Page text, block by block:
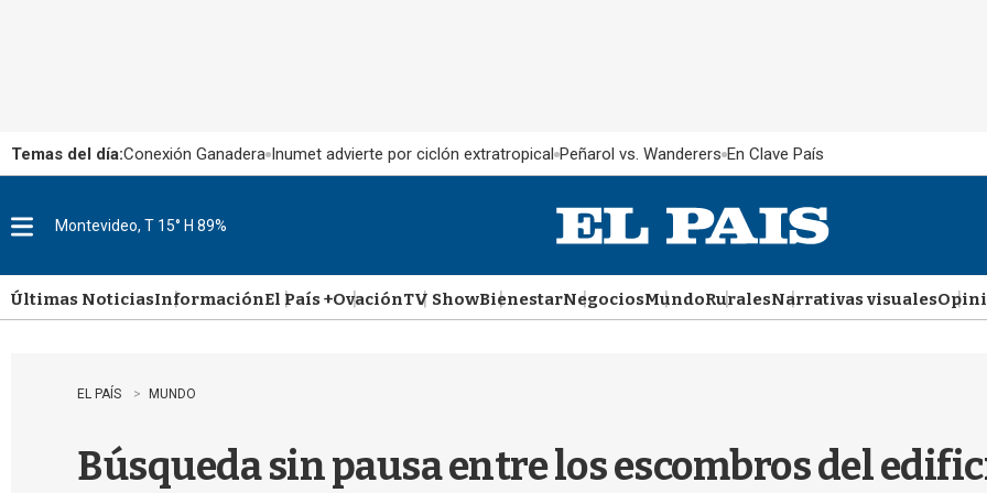
Temas del día:Conexión Ganadera Inumet advierte por ciclón extratropical Peñarol vs. Wanderers En Clave País
u
Montevideo, T 15° H 89%
Últimas NoticiasInformaciónEl País +OvaciónTV ShowBienestarNegociosMundoRuralesNarrativas visuales
EL PAÍS MUNDO
Búsqueda sin pausa entre los escombros del